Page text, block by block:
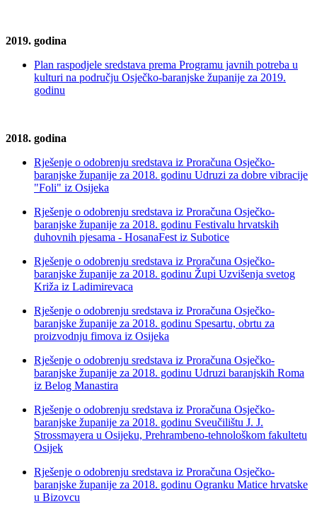
2019. godina
Plan raspodjele sredstava prema Programu javnih potreba u
kulturi na području Osječko-baranjske županije za 2019.
godinu
2018. godina
Rješenje o odobrenju sredstava iz Proračuna Osječko-
baranjske županije za 2018. godinu Udruzi za dobre vibracije
"Foli" iz Osijeka
Rješenje o odobrenju sredstava iz Proračuna Osječko-
baranjske županije za 2018. godinu Festivalu hrvatskih
duhovnih pjesama - HosanaFest iz Subotice
Rješenje o odobrenju sredstava iz Proračuna Osječko-
baranjske županije za 2018. godinu Župi Uzvišenja svetog
Križa iz Ladimirevaca
Rješenje o odobrenju sredstava iz Proračuna Osječko-
baranjske županije za 2018. godinu Spesartu, obrtu za
proizvodnju fimova iz Osijeka
Rješenje o odobrenju sredstava iz Proračuna Osječko-
baranjske županije za 2018. godinu Udruzi baranjskih Roma
iz Belog Manastira
Rješenje o odobrenju sredstava iz Proračuna Osječko-
baranjske županije za 2018. godinu Sveučilištu J. J.
Strossmayera u Osijeku, Prehrambeno-tehnološkom fakultetu
Osijek
Rješenje o odobrenju sredstava iz Proračuna Osječko-
baranjske županije za 2018. godinu Ogranku Matice hrvatske
u Bizovcu